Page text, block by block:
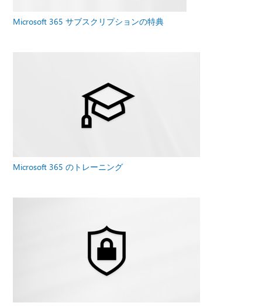
Microsoft 365 サブスクリプションの特典
Microsoft 365 のトレーニング